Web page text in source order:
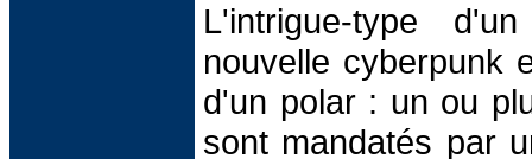
L'intrigue-type
nouvelle cyberpunk
d'un polar : un ou
sont mandatés par